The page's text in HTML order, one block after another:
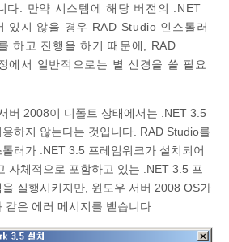
다. 만약 시스템에 해당 버전의 .NET
있지 않을 경우 RAD Studio 인스톨러
하고 진행을 하기 때문에, RAD
에서 일반적으로는 별 신경을 쓸 필요
버 2008이 디폴트 상태에서는 .NET 3.5
하지 않는다는 것입니다. RAD Studio를
러가 .NET 3.5 프레임워크가 설치되어
자체적으로 포함하고 있는 .NET 3.5 프
실행시키지만, 윈도우 서버 2008 OS가
은 에러 메시지를 뱉습니다.